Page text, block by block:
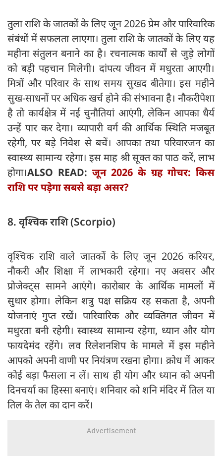
तुला राशि के जातकों के लिए जून 2026 प्रेम और पारिवारिक
संबंधों में सफलता लाएगा। तुला राशि के जातकों के लिए यह
महीना संतुलन बनाने का है। रचनात्मक कार्यों से जुड़े लोगों
को बड़ी पहचान मिलेगी। दांपत्य जीवन में मधुरता आएगी।
मित्रों और परिवार के साथ समय सुखद बीतेगा। इस महीने
सुख-साधनों पर अधिक खर्च होने की संभावना है। नौकरीपेशा
है तो कार्यक्षेत्र में नई चुनौतियां आएंगी, लेकिन आपका धैर्य
उन्हें पार कर देगा। व्यापारी वर्ग की आर्थिक स्थिति मजबूत
रहेगी, पर बड़े निवेश से बचें। आपका तथा परिवारजन का
स्वास्थ्य सामान्य रहेगा। इस माह श्री सूक्त का पाठ करें, लाभ
होगा।ALSO READ: जून 2026 के ग्रह गोचर: किस
राशि पर पड़ेगा सबसे बड़ा असर?
8. वृश्चिक राशि (Scorpio)
वृश्चिक राशि वाले जातकों के लिए जून 2026 करियर,
नौकरी और शिक्षा में लाभकारी रहेगा। नए अवसर और
प्रोजेक्ट्स सामने आएंगे। कारोबार के आर्थिक मामलों में
सुधार होगा। लेकिन शत्रु पक्ष सक्रिय रह सकता है, अपनी
योजनाएं गुप्त रखें। पारिवारिक और व्यक्तिगत जीवन में
मधुरता बनी रहेगी। स्वास्थ्य सामान्य रहेगा, ध्यान और योग
फायदेमंद रहेंगे। लव रिलेशनशिप के मामले में इस महीने
आपको अपनी वाणी पर नियंत्रण रखना होगा। क्रोध में आकर
कोई बड़ा फैसला न लें। साथ ही योग और ध्यान को अपनी
दिनचर्या का हिस्सा बनाएं। शनिवार को शनि मंदिर में तिल या
तिल के तेल का दान करें।